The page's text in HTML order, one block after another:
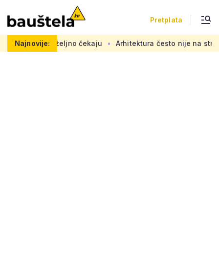
Pretplata
Najnovije:
se željno čekaju Arhitektura često nije na strani